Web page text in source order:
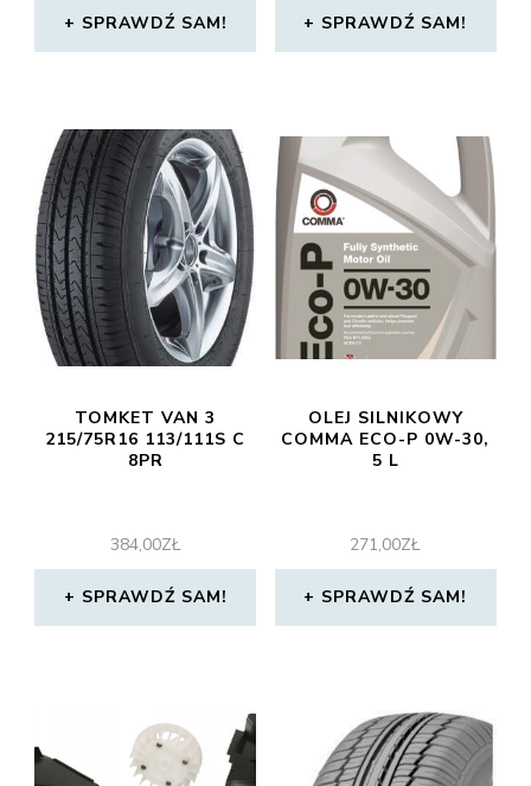
SPRAWDŹ SAM! SPRAWDŹ SAM!
TOMKET VAN 3
215/75R16 113/111S C
8PR
384,00ZŁ
SPRAWDŹ SAM!
OLEJ SILNIKOWY
COMMA ECO-P 0W-30,
5 L
271,00ZŁ
SPRAWDŹ SAM!